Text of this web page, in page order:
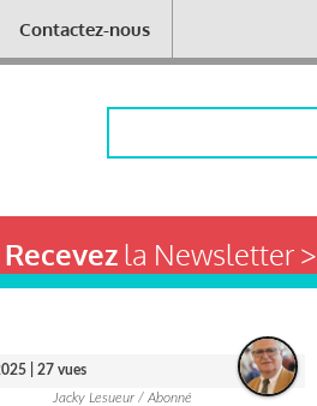
Contactez-nous
Recevezla Newsletter >
| 27 vues
Jacky Lesueur / Abonné